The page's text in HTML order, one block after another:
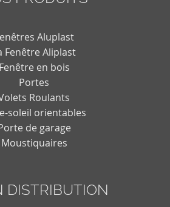
Aluplast
Fenêtre Aliplast
Fenêtre en bois
Portes
Roulants
soleil orientables
de garage
Moustiquaires
DISTRIBUTION